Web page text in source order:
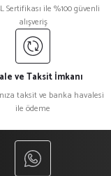
Sertifikası ile %100 güvenli
alışveriş
ve Taksit İmkanı
taksit ve banka havalesi
ile ödeme